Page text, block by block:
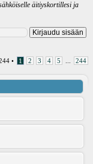
äitiyskortillesi ja
• 1 2 3 4 5 244